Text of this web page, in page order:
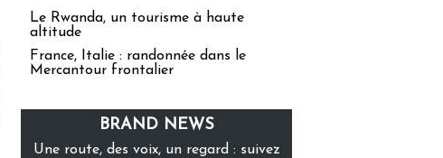
Le Rwanda, un tourisme à haute
altitude
France, Italie : randonnée dans le
Mercantour frontalier
BRAND NEWS
Une route, des voix, un regard : suivez